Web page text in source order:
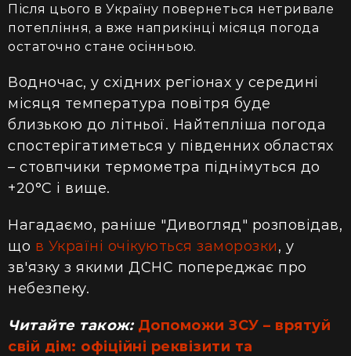
Після цього в Україну повернеться нетривале
потепління, а вже наприкінці місяця погода
остаточно стане осінньою.
Водночас, у східних регіонах у середині
місяця температура повітря буде
близькою до літньої. Найтепліша погода
спостерігатиметься у південних областях
– стовпчики термометра піднімуться до
+20°С і вище.
Нагадаємо, раніше "Дивогляд" розповідав,
що в Україні очікуються заморозки, у
зв'язку з якими ДСНС попереджає про
небезпеку.
Читайте також: Допоможи ЗСУ – врятуй
свій дім: офіційні реквізити та